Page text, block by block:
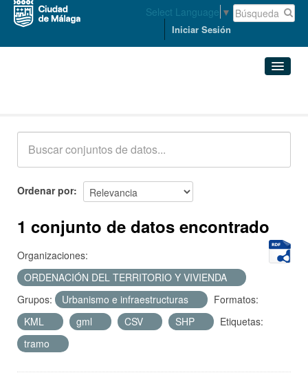
Select Language ▼
Iniciar Sesión
Acerca de
Ordenar por
1 conjunto de datos encontrado
Organizaciones:
ORDENACIÓN DEL TERRITORIO Y VIVIENDA
Grupos:
Urbanismo e infraestructuras
Formatos:
KML
gml CSV SHP
Etiquetas:
tramo